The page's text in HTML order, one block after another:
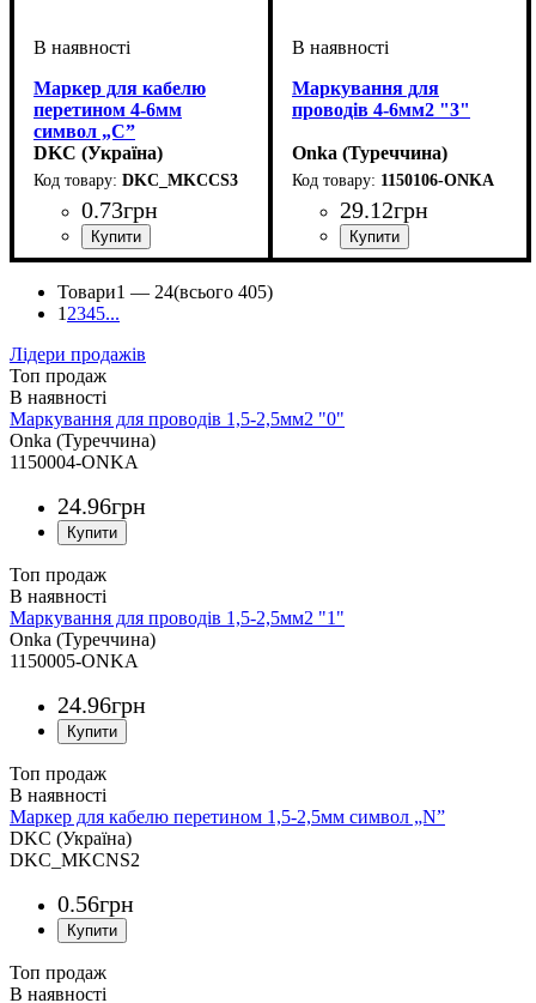
Маркер для кабелю
перетином 4-6мм
символ „C”
DKC (Україна)
DKC_MKCCS3
0.73грн
Обладнання: засувка
Для перетину, мм2: 4-6
Символ: C
Маркування для
проводів 4-6мм2 "3"
Onka (Туреччина)
1150106-ONKA
29.12грн
Обладнання: засувка
Для перетину, мм2: 4-6
Символ: 3
Товари1 — 24(всього 405)
1 2345...
Лідери продажів
Топ продаж
Маркування для проводів 1,5-2,5мм2 "0"
Onka (Туреччина)
1150004-ONKA
24.96грн
Топ продаж
Маркування для проводів 1,5-2,5мм2 "1"
Onka (Туреччина)
1150005-ONKA
24.96грн
Топ продаж
Маркер для кабелю перетином 1,5-2,5мм символ „N”
DKC (Україна)
DKC_MKCNS2
0.56грн
Топ продаж